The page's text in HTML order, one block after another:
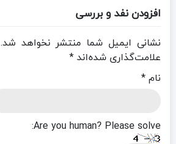
افزودن نفد و بررسی
نشانی ایمیل شما منتشر نخواهد شد.
علامت‌گذاری شده‌اند *
نام *
Are you human? Please solve: